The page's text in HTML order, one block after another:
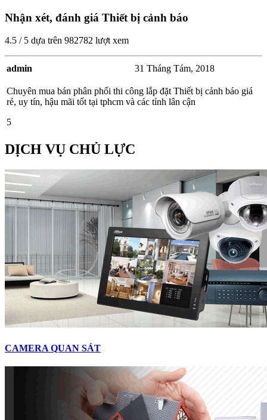
Nhận xét, đánh giá Thiết bị cảnh báo
4.5 / 5 dựa trên 982782 lượt xem
admin 31 Tháng Tám, 2018
Chuyên mua bán phân phối thi công lắp đặt Thiết bị cảnh báo giá
rẻ, uy tín, hậu mãi tốt tại tphcm và các tỉnh lân cận
5
DỊCH VỤ CHỦ LỰC
CAMERA QUAN SÁT